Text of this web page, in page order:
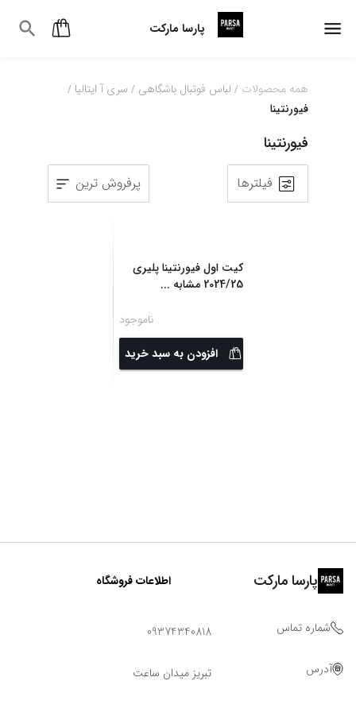
پارسا مارکت
همه محصولات / لباس فوتبال باشگاهی / سری آ ایتالیا /
فیورنتینا
فیورنتینا
فیلترها پرفروش ترین
کیت اول فیورنتینا پلیری
2024/25 مشابه
...
ناموجود
افزودن به سبد خرید
پارسا مارکت اطلاعات فروشگاه
شماره تماس 09374340818
آدرس تبریز میدان ساعت